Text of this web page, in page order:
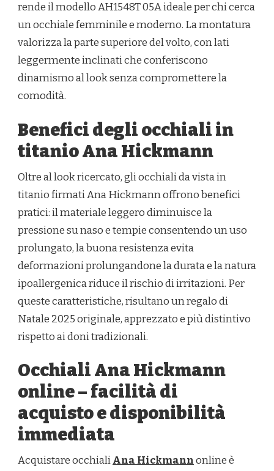
rende il modello AH1548T 05A ideale per chi cerca
un occhiale femminile e moderno. La montatura
valorizza la parte superiore del volto, con lati
leggermente inclinati che conferiscono
dinamismo al look senza compromettere la
comodità.
Benefici degli occhiali in
titanio Ana Hickmann
Oltre al look ricercato, gli occhiali da vista in
titanio firmati Ana Hickmann offrono benefici
pratici: il materiale leggero diminuisce la
pressione su naso e tempie consentendo un uso
prolungato, la buona resistenza evita
deformazioni prolungandone la durata e la natura
ipoallergenica riduce il rischio di irritazioni. Per
queste caratteristiche, risultano un regalo di
Natale 2025 originale, apprezzato e più distintivo
rispetto ai doni tradizionali.
Occhiali Ana Hickmann
online – facilità di
acquisto e disponibilità
immediata
Acquistare occhialiAna Hickmannonline è